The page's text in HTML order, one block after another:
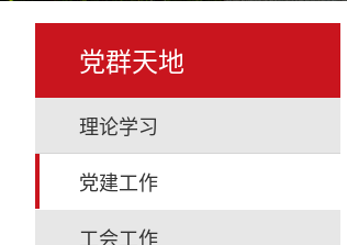
党群天地
理论学习
党建工作
工会工作